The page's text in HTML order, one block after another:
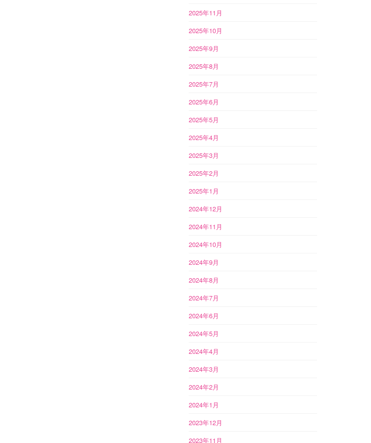
2025年11月
2025年10月
2025年9月
2025年8月
2025年7月
2025年6月
2025年5月
2025年4月
2025年3月
2025年2月
2025年1月
2024年12月
2024年11月
2024年10月
2024年9月
2024年8月
2024年7月
2024年6月
2024年5月
2024年4月
2024年3月
2024年2月
2024年1月
2023年12月
2023年11月